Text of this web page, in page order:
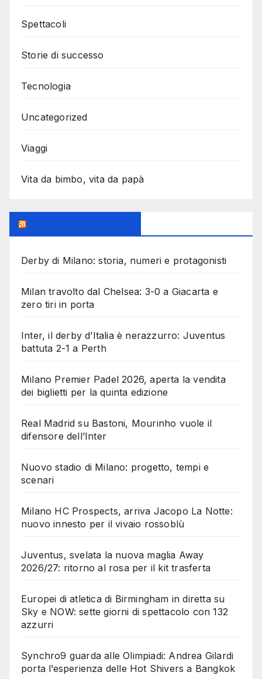
Spettacoli
Storie di successo
Tecnologia
Uncategorized
Viaggi
Vita da bimbo, vita da papà
Derby di Milano: storia, numeri e protagonisti
Milan travolto dal Chelsea: 3-0 a Giacarta e
zero tiri in porta
Inter, il derby d’Italia è nerazzurro: Juventus
battuta 2-1 a Perth
Milano Premier Padel 2026, aperta la vendita
dei biglietti per la quinta edizione
Real Madrid su Bastoni, Mourinho vuole il
difensore dell’Inter
Nuovo stadio di Milano: progetto, tempi e
scenari
Milano HC Prospects, arriva Jacopo La Notte:
nuovo innesto per il vivaio rossoblù
Juventus, svelata la nuova maglia Away
2026/27: ritorno al rosa per il kit trasferta
Europei di atletica di Birmingham in diretta su
Sky e NOW: sette giorni di spettacolo con 132
azzurri
Synchro9 guarda alle Olimpiadi: Andrea Gilardi
porta l’esperienza delle Hot Shivers a Bangkok